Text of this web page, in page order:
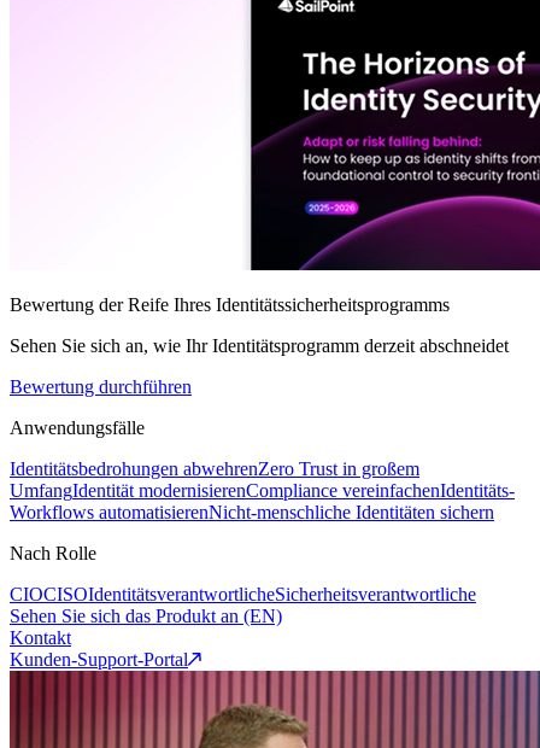
Bewertung der Reife Ihres Identitätssicherheitsprogramms
Sehen Sie sich an, wie Ihr Identitätsprogramm derzeit abschneidet
Bewertung durchführen
Anwendungsfälle
Identitätsbedrohungen abwehrenZero Trust in großem
UmfangIdentität modernisierenCompliance vereinfachenIdentitäts-
Workflows automatisierenNicht-menschliche Identitäten sichern
Nach Rolle
CIOCISOIdentitätsverantwortlicheSicherheitsverantwortliche
Sehen Sie sich das Produkt an (EN)
Kontakt
Kunden-Support-Portal